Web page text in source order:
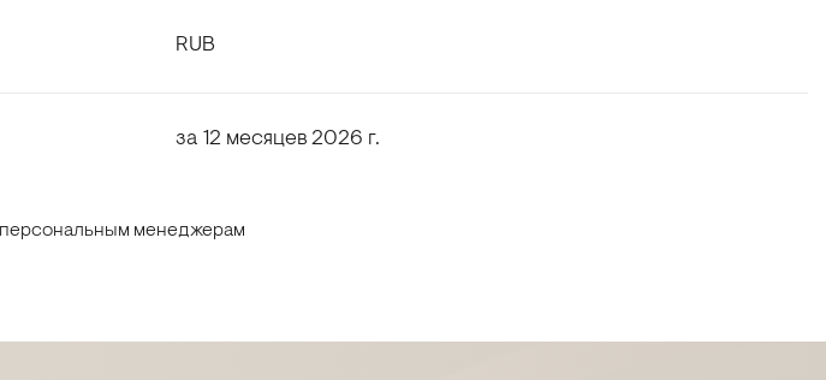
RUB
за 12 месяцев 2026 г.
персональным менеджерам